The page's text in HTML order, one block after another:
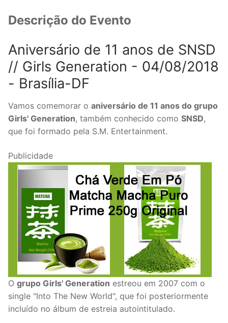
Descrição do Evento
Aniversário de 11 anos de SNSD
// Girls Generation - 04/08/2018
- Brasília-DF
Vamos comemorar o aniversário de 11 anos do grupo
Girls' Generation, também conhecido como SNSD,
que foi formado pela S.M. Entertainment.
Publicidade
O grupo Girls' Generation estreou em 2007 com o
single "Into The New World", que foi posteriormente
incluído no álbum de estreia autointitulado.